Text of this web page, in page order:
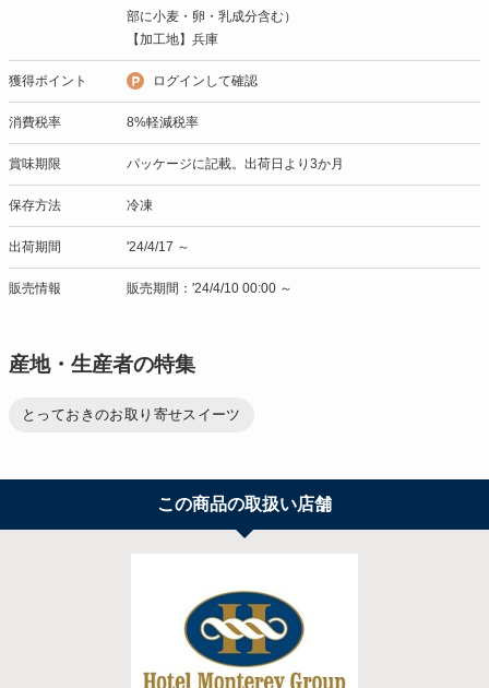
部に小麦・卵・乳成分含む）
【加工地】兵庫
獲得ポイント ログインして確認
消費税率 8%軽減税率
賞味期限 パッケージに記載。出荷日より3か月
保存方法 冷凍
出荷期間 '24/4/17 ～
販売情報 販売期間：'24/4/10 00:00 ～
産地・生産者の特集
とっておきのお取り寄せスイーツ
この商品の取扱い店舗